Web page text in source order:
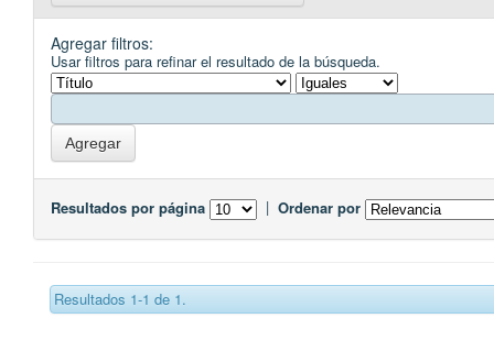
Agregar filtros:
Usar filtros para refinar el resultado de la búsqueda.
Resultados por página | Ordenar por
Resultados 1-1 de 1.